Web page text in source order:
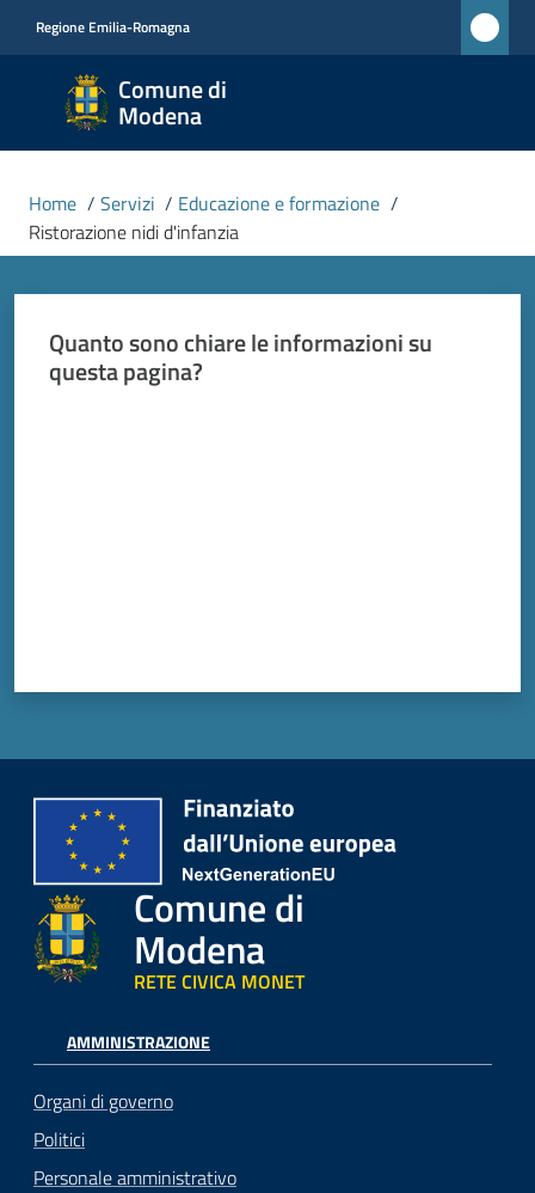
Regione Emilia-Romagna
Comune di
Modena
Comune
di
Modena
CIVICA
MONET
Amministrazione
Seguici
Home / Servizi / Educazione e formazione /
Ristorazione nidi d'infanzia
Quanto sono chiare le informazioni su
questa pagina?
Comune di
Modena
RETE CIVICA MONET
AMMINISTRAZIONE
Organi di governo
Politici
Personale amministrativo